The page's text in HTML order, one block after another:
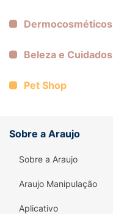
Dermocosméticos
Beleza e Cuidados
Pet Shop
Sobre a Araujo
Sobre a Araujo
Araujo Manipulação
Aplicativo